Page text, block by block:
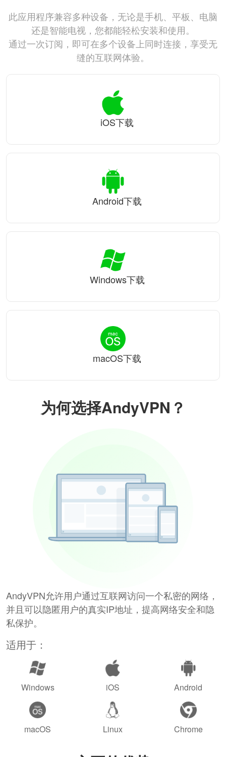
为何选择AndyVPN？
AndyVPN允许用户通过互联网访问一个私密的网络，
并且可以隐匿用户的真实IP地址，提高网络安全和隐
私保护。
适用于：
Windows iOS Android
macOS Linux Chrome
此应用程序兼容多种设备，无论是手机、平板、电脑
还是智能电视，您都能轻松安装和使用。
通过一次订阅，即可在多个设备上同时连接，享受无
缝的互联网体验。
iOS下载
Android下载
Windows下载
macOS下载